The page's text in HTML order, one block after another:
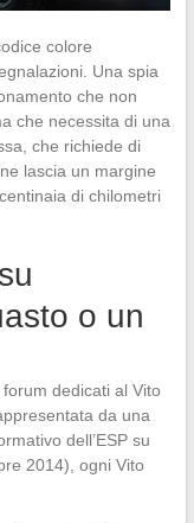
colore
Una spia
che non
che necessita di una
che richiede di
lascia un margine
di chilometri
o un
dedicati al Vito
da una
dell’ESP su
2014), ogni Vito